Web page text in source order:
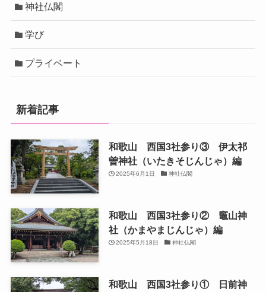
神社仏閣
学び
プライベート
新着記事
和歌山 西国3社参り③ 伊太祁
曽神社（いたきそじんじゃ）編
2025年6月1日 神社仏閣
和歌山 西国3社参り② 竈山神
社（かまやまじんじゃ）編
2025年5月18日 神社仏閣
和歌山 西国3社参り① 日前神